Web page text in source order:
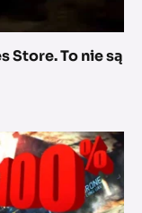
Store. To nie są